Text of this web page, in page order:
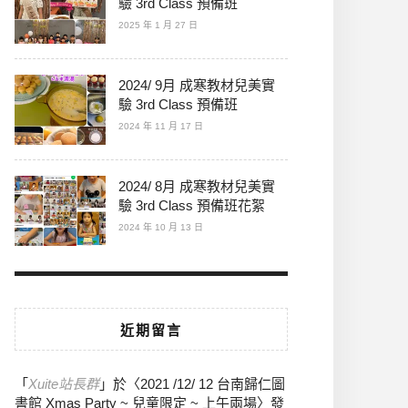
驗 3rd Class 預備班
2025 年 1 月 27 日
2024/ 9月 成寒教材兒美實
驗 3rd Class 預備班
2024 年 11 月 17 日
2024/ 8月 成寒教材兒美實
驗 3rd Class 預備班花絮
2024 年 10 月 13 日
近期留言
「 Xuite站長群」於〈2021 /12/ 12 台南歸仁圖
書館 Xmas Party ~ 兒童限定 ~ 上午兩場〉發